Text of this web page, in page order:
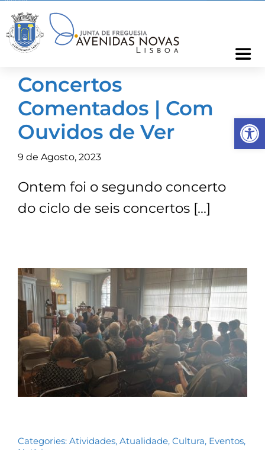
content
Freguesia
Cartão Freguês
Informações
Notícias
Contactos
TRANSPARÊNCIA
Concertos
Comentados | Com
Ouvidos de Ver
9 de Agosto, 2023
Ontem foi o segundo concerto
do ciclo de seis concertos […]
Categories: Atividades, Atualidade, Cultura, Eventos,